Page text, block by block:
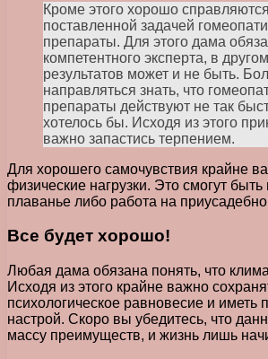
Кроме этого хорошо
поставленной задачей
препараты. Для этого дама
компетентного эксперта, в
результатов может и не быть.
направляться знать, что
препараты действуют не так
хотелось бы. Исходя из этого
важно запастись терпением.
Для хорошего самочувствия крайне
физические нагрузки. Это смогут
плаванье либо работа на
Все будет хорошо!
Любая дама обязана понять, что
Исходя из этого крайне важно
психологическое равновесие и иметь
настрой. Скоро вы убедитесь, что
массу преимуществ, и жизнь лишь